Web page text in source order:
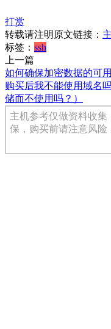
打赏
转载请注明原文链接：
标签： ssh
上一篇
如何确保加密数据的可
购买后我不能使用域名
储而不使用吗？）
主机参考仅做资料收
保，购买前请注意风险